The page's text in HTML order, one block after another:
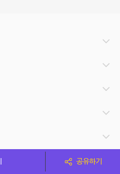
공유하기